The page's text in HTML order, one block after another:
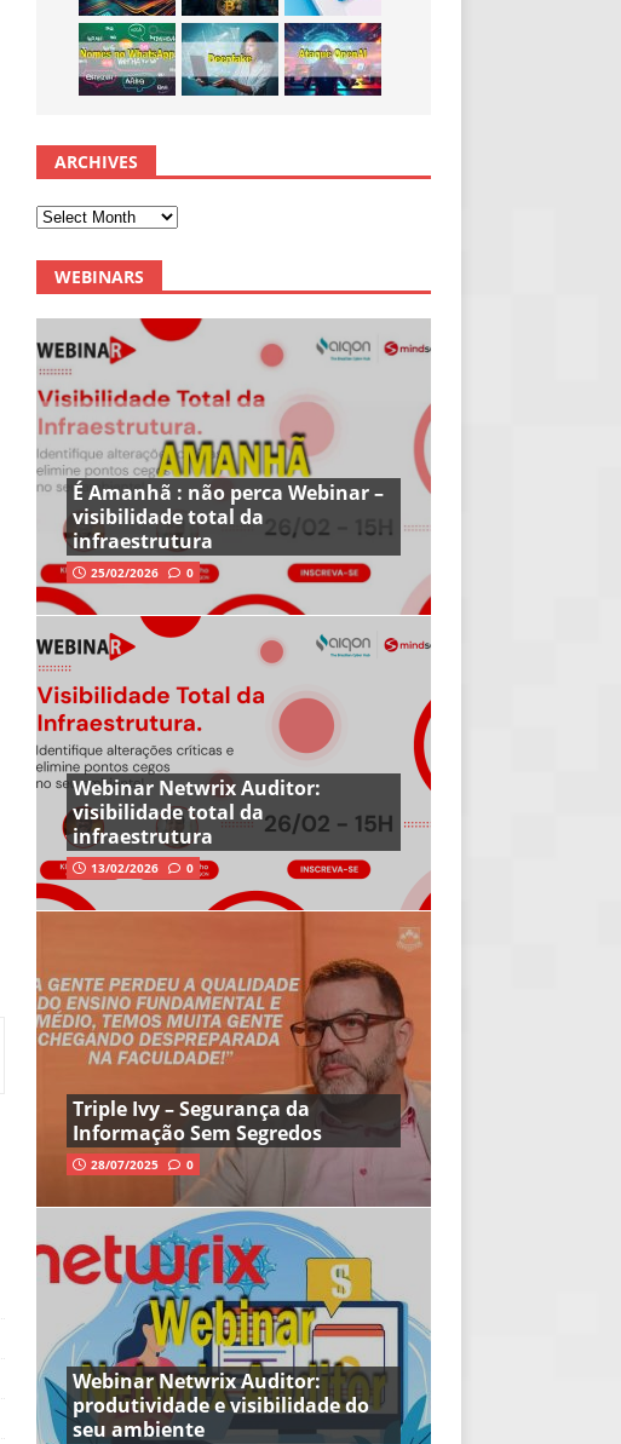
ARCHIVES
WEBINARS
É Amanhã : não perca Webinar –
visibilidade total da
infraestrutura
25/02/2026 0
Webinar Netwrix Auditor:
visibilidade total da
infraestrutura
13/02/2026 0
Triple Ivy – Segurança da
Informação Sem Segredos
28/07/2025 0
Webinar Netwrix Auditor:
produtividade e visibilidade do
seu ambiente